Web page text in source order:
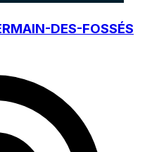
DES-FOSSÉS